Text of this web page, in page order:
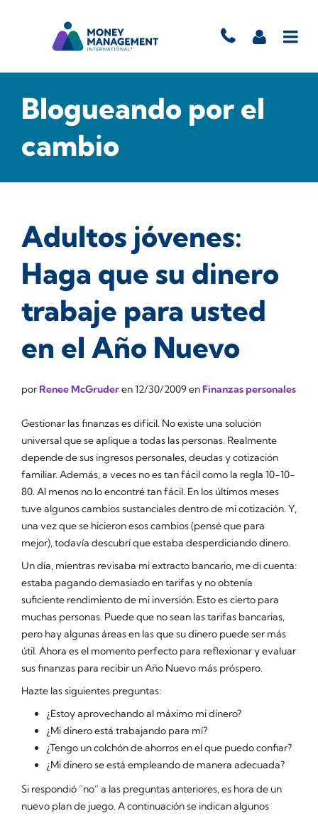
Blogueando por el
cambio
Adultos jóvenes:
Haga que su dinero
trabaje para usted
en el Año Nuevo
porRenee McGruderen12/30/2009enFinanzas personales
Gestionar las finanzas es difícil. No existe una solución
universal que se aplique a todas las personas. Realmente
depende de sus ingresos personales, deudas y cotización
familiar. Además, a veces no es tan fácil como la regla 10-10-
80. Al menos no lo encontré tan fácil. En los últimos meses
tuve algunos cambios sustanciales dentro de mi cotización. Y,
una vez que se hicieron esos cambios (pensé que para
mejor), todavía descubrí que estaba desperdiciando dinero.
Un día, mientras revisaba mi extracto bancario, me di cuenta:
estaba pagando demasiado en tarifas y no obtenía
suficiente rendimiento de mi inversión. Esto es cierto para
muchas personas. Puede que no sean las tarifas bancarias,
pero hay algunas áreas en las que su dinero puede ser más
útil. Ahora es el momento perfecto para reflexionar y evaluar
sus finanzas para recibir un Año Nuevo más próspero.
Hazte las siguientes preguntas:
¿Estoy aprovechando al máximo mi dinero?
¿Mi dinero está trabajando para mí?
¿Tengo un colchón de ahorros en el que puedo confiar?
¿Mi dinero se está empleando de manera adecuada?
Si respondió “no” a las preguntas anteriores, es hora de un
nuevo plan de juego. A continuación se indican algunos